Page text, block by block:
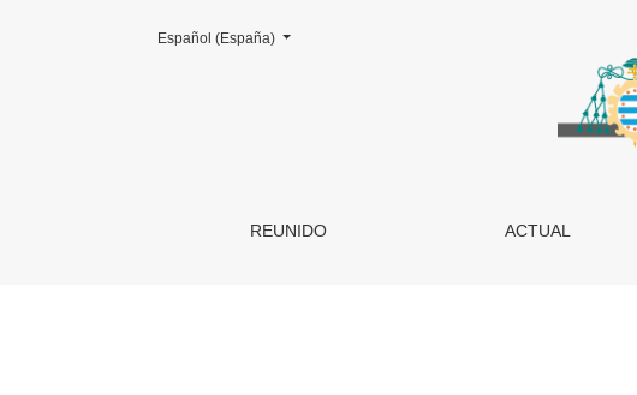
Información para autores/as
REUNIDO ACTUAL
Cambiar el idioma. El actual es:
Español (España)